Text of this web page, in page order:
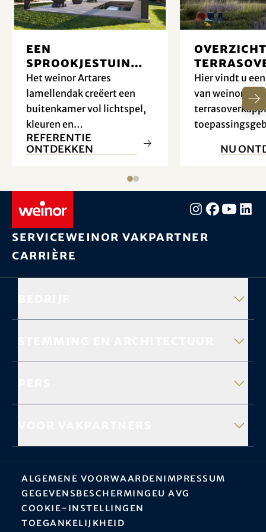
omstandigheden en kan u individueel
adviseren.
Een
sprookjestuin
van licht en
design
Het weinor Artares
lamellendak creëert een
buitenkamer vol lichtspel,
kleuren en
feelgoodmomenten - het
hele jaar door.
Referentie
ontdekken
Overzicht
van
Hier vindt u
van weinor
zonder
nu
Serviceweinor vakpartner
Carrière
Algemene VoorwaardenImpressum
Gegevensbescherming EU AVG
Cookie-instellingen
Toegankelijkheid